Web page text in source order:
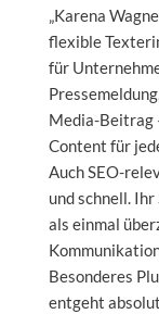
„Karena
flexible
für
Media-Beitrag
Content für
Auch SEO-
und schnell.
als einmal
Besonderes
entgeht